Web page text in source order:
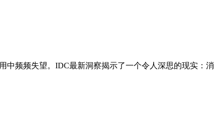
中频频失望。IDC最新洞察揭示了一个令人深思的现实：消